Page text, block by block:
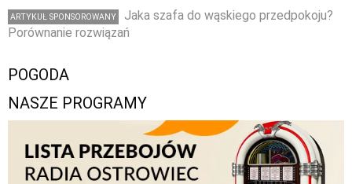
ARTYKUŁ SPONSOROWANY
Jaka szafa do wąskiego przedpokoju?
Porównanie rozwiązań
POGODA
NASZE PROGRAMY